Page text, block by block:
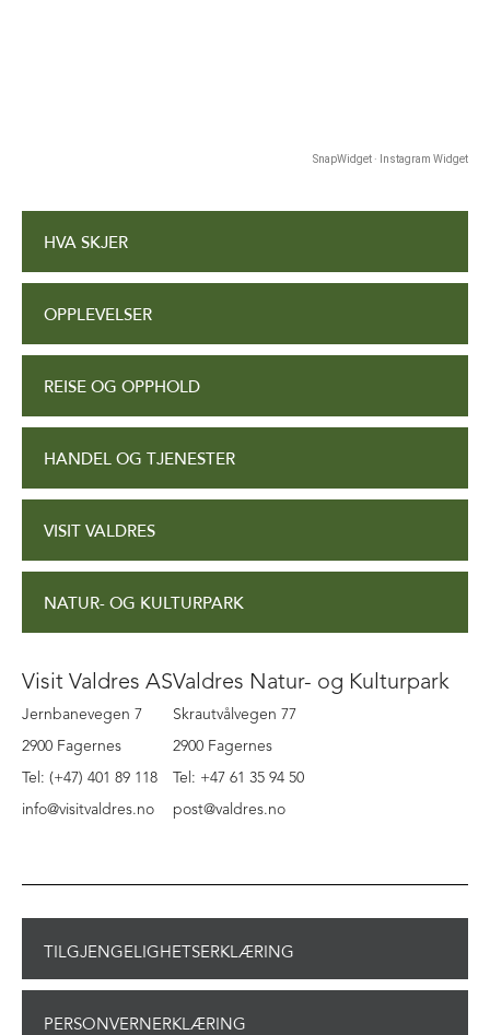
SnapWidget · Instagram Widget
HVA SKJER
OPPLEVELSER
REISE OG OPPHOLD
HANDEL OG TJENESTER
VISIT VALDRES
NATUR- OG KULTURPARK
Visit Valdres AS
Jernbanevegen 7
2900 Fagernes
Tel: (+47) 401 89 118
info@visitvaldres.no
Valdres Natur- og Kulturpark
Skrautvålvegen 77
2900 Fagernes
Tel: +47 61 35 94 50
post@valdres.no
TILGJENGELIGHETSERKLÆRING
PERSONVERNERKLÆRING